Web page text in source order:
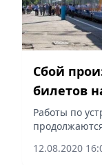
Сбой
билетов
Работы по
12.08.2020